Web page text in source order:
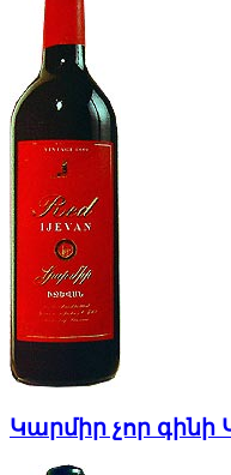
Կարմիր չոր